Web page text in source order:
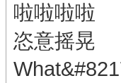
啦啦啦啦
恣意摇晃